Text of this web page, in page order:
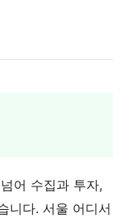
어 수집과 투자,
니다. 서울 어디서